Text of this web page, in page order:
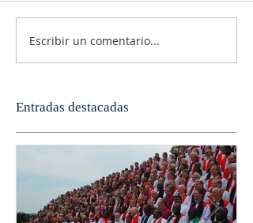
Escribir un comentario...
Entradas destacadas